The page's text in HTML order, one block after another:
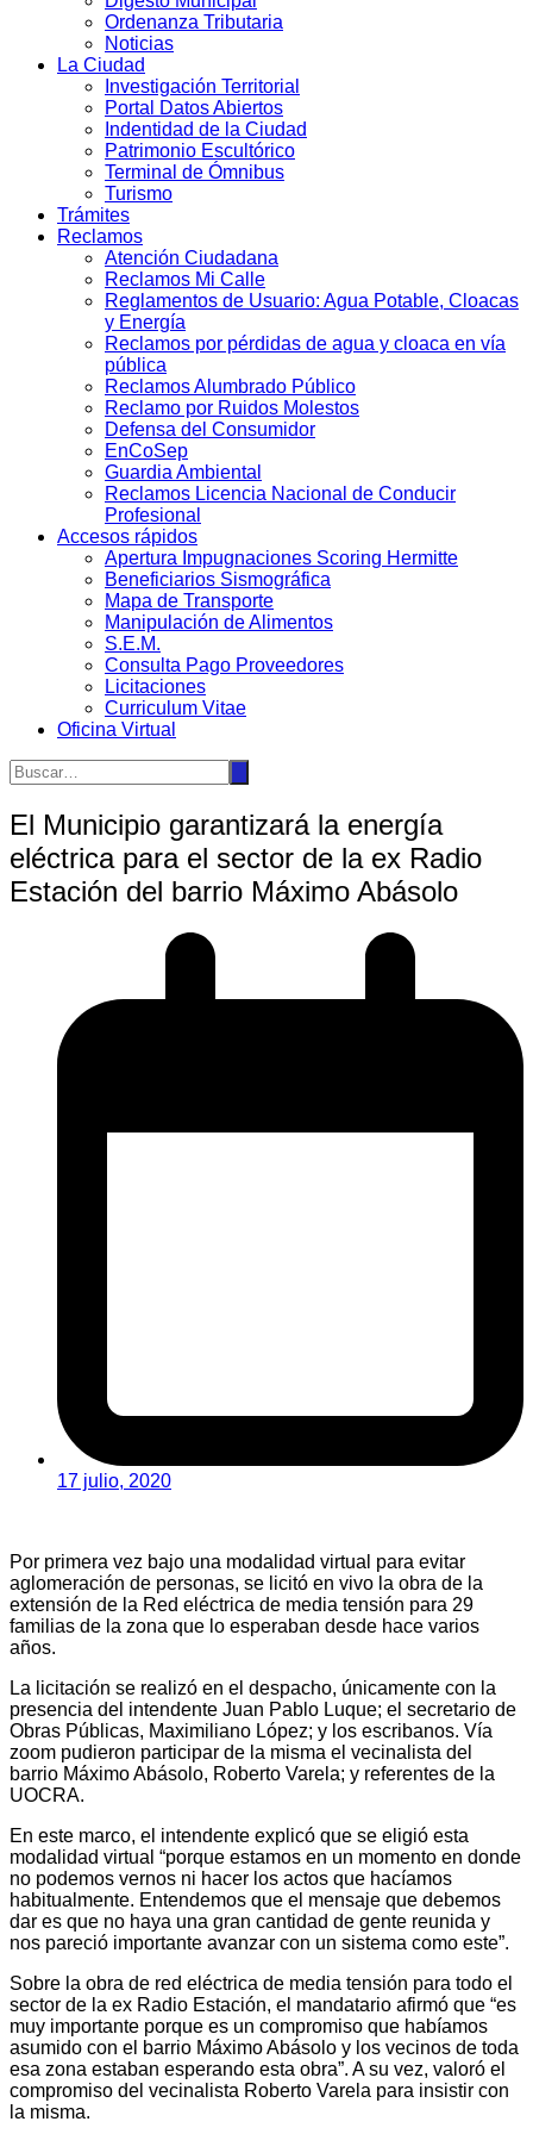
Ordenanza Tributaria
Noticias
La Ciudad
Investigación Territorial
Portal Datos Abiertos
Indentidad de la Ciudad
Patrimonio Escultórico
Terminal de Ómnibus
Turismo
Trámites
Reclamos
Atención Ciudadana
Reclamos Mi Calle
Reglamentos de Usuario: Agua Potable, Cloacas
y Energía
Reclamos por pérdidas de agua y cloaca en vía
pública
Reclamos Alumbrado Público
Reclamo por Ruidos Molestos
Defensa del Consumidor
EnCoSep
Guardia Ambiental
Reclamos Licencia Nacional de Conducir
Profesional
Accesos rápidos
Apertura Impugnaciones Scoring Hermitte
Beneficiarios Sismográfica
Mapa de Transporte
Manipulación de Alimentos
S.E.M.
Consulta Pago Proveedores
Licitaciones
Curriculum Vitae
Oficina Virtual
El Municipio garantizará la energía
eléctrica para el sector de la ex Radio
Estación del barrio Máximo Abásolo
17 julio, 2020
Por primera vez bajo una modalidad virtual para evitar
aglomeración de personas, se licitó en vivo la obra de la
extensión de la Red eléctrica de media tensión para 29
familias de la zona que lo esperaban desde hace varios
años.
La licitación se realizó en el despacho, únicamente con la
presencia del intendente Juan Pablo Luque; el secretario de
Obras Públicas, Maximiliano López; y los escribanos. Vía
zoom pudieron participar de la misma el vecinalista del
barrio Máximo Abásolo, Roberto Varela; y referentes de la
UOCRA.
En este marco, el intendente explicó que se eligió esta
modalidad virtual “porque estamos en un momento en donde
no podemos vernos ni hacer los actos que hacíamos
habitualmente. Entendemos que el mensaje que debemos
dar es que no haya una gran cantidad de gente reunida y
nos pareció importante avanzar con un sistema como este”.
Sobre la obra de red eléctrica de media tensión para todo el
sector de la ex Radio Estación, el mandatario afirmó que “es
muy importante porque es un compromiso que habíamos
asumido con el barrio Máximo Abásolo y los vecinos de toda
esa zona estaban esperando esta obra”. A su vez, valoró el
compromiso del vecinalista Roberto Varela para insistir con
la misma.